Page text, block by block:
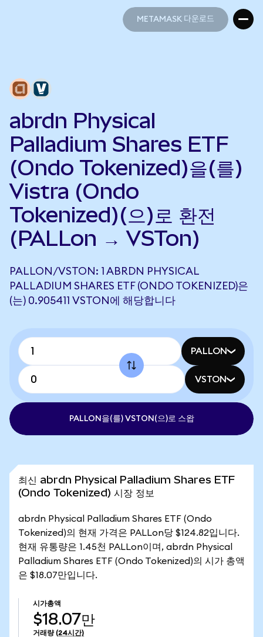
METAMASK 다운로드
abrdn Physical
Palladium Shares ETF
(Ondo Tokenized)을(를)
Vistra (Ondo
Tokenized)(으)로 환전
(PALLon → VSTon)
PALLON/VSTON: 1 ABRDN PHYSICAL
PALLADIUM SHARES ETF (ONDO TOKENIZED)은
(는) 0.905411 VSTON에 해당합니다
PALLON
VSTON
PALLON을(를) VSTON(으)로 스왑
최신 abrdn Physical Palladium Shares ETF
(Ondo Tokenized) 시장 정보
abrdn Physical Palladium Shares ETF (Ondo
Tokenized)의 현재 가격은 PALLon당 $124.82입니다.
현재 유통량은 1.45천 PALLon이며, abrdn Physical
Palladium Shares ETF (Ondo Tokenized)의 시가 총액
은 $18.07만입니다.
시가총액
$18.07만
거래량 (24시간)